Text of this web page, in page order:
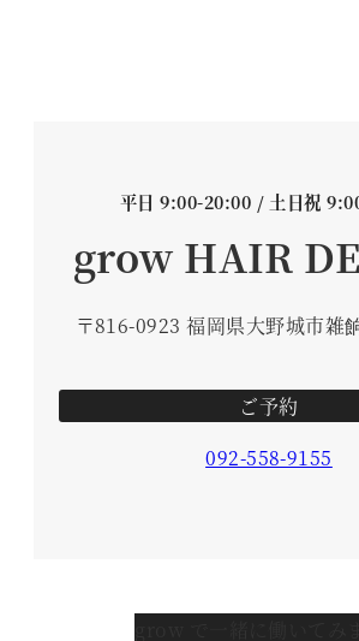
平日 9:00-20:00 / 土日祝
grow HAIR
〒816-0923 福岡県大野城市雑
ご予約
092-558-9155